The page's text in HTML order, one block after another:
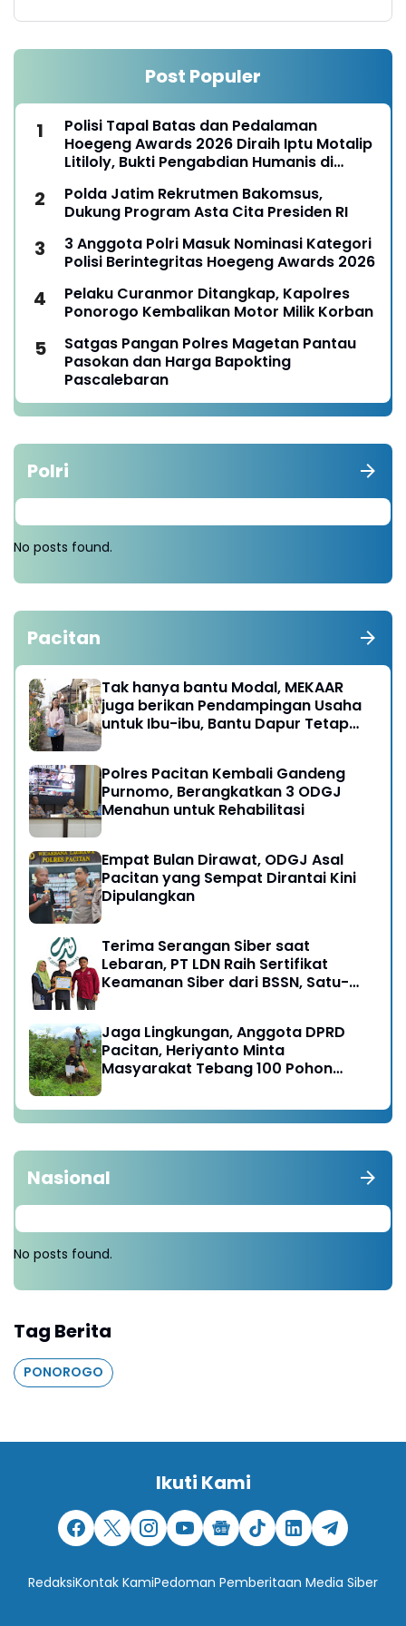
Post Populer
Polisi Tapal Batas dan Pedalaman
Hoegeng Awards 2026 Diraih Iptu Motalip
Litiloly, Bukti Pengabdian Humanis di
Polda Jatim Rekrutmen Bakomsus,
Dukung Program Asta Cita Presiden RI
3 Anggota Polri Masuk Nominasi Kategori
Polisi Berintegritas Hoegeng Awards 2026
Pelaku Curanmor Ditangkap, Kapolres
Ponorogo Kembalikan Motor Milik Korban
Satgas Pangan Polres Magetan Pantau
Pasokan dan Harga Bapokting
Pascalebaran
Polri
No posts found.
Pacitan
Tak hanya bantu Modal, MEKAAR
juga berikan Pendampingan Usaha
untuk Ibu-ibu, Bantu Dapur Tetap
Polres Pacitan Kembali Gandeng
Purnomo, Berangkatkan 3 ODGJ
Menahun untuk Rehabilitasi
Empat Bulan Dirawat, ODGJ Asal
Pacitan yang Sempat Dirantai Kini
Dipulangkan
Terima Serangan Siber saat
Lebaran, PT LDN Raih Sertifikat
Keamanan Siber dari BSSN, Satu-
Jaga Lingkungan, Anggota DPRD
Pacitan, Heriyanto Minta
Masyarakat Tebang 100 Pohon
Nasional
No posts found.
Tag Berita
PONOROGO
Ikuti Kami
RedaksiKontak KamiPedoman Pemberitaan Media Siber